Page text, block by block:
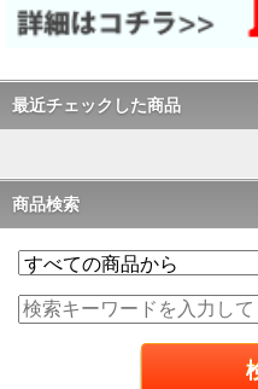
最近チェックした商品
商品検索